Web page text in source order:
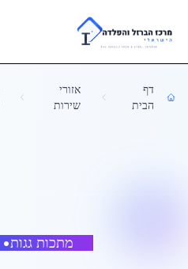
Skip to main content
דף
הבית
אזורי
שירות
מתכות גגות•